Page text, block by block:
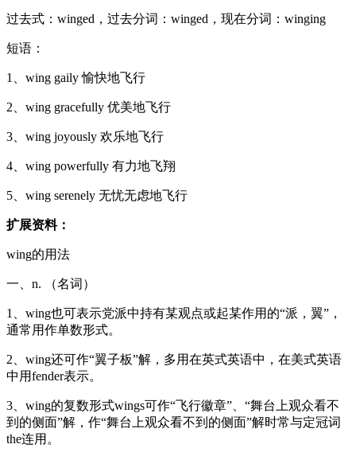
过去式：winged，过去分词：winged，现在分词：winging
短语：
1、wing gaily 愉快地飞行
2、wing gracefully 优美地飞行
3、wing joyously 欢乐地飞行
4、wing powerfully 有力地飞翔
5、wing serenely 无忧无虑地飞行
扩展资料：
wing的用法
一、n. （名词）
1、wing也可表示党派中持有某观点或起某作用的“派，翼”，
通常用作单数形式。
2、wing还可作“翼子板”解，多用在英式英语中，在美式英语
中用fender表示。
3、wing的复数形式wings可作“飞行徽章”、“舞台上观众看不
到的侧面”解，作“舞台上观众看不到的侧面”解时常与定冠词
the连用。